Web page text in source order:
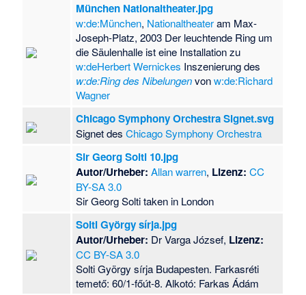
München Nationaltheater.jpg
w:de:München, Nationaltheateram Max-
Joseph-Platz, 2003 Der leuchtende Ring um
die Säulenhalle ist eine Installation zu
w:deHerbert Wernickes Inszenierung des
w:de:Ring des Nibelungenvonw:de:Richard
Wagner
Chicago Symphony Orchestra Signet.svg
Signet desChicago Symphony Orchestra
Sir Georg Solti 10.jpg
Autor/Urheber: Allan warren, Lizenz: CC
BY-SA 3.0
Sir Georg Solti taken in London
Solti György sírja.jpg
Autor/Urheber: Dr Varga József, Lizenz:
CC BY-SA 3.0
Solti György sírja Budapesten. Farkasréti
temető: 60/1-főút-8. Alkotó: Farkas Ádám